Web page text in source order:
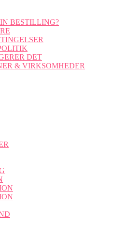
BESTILLING?
DET
& VIRKSOMHEDER